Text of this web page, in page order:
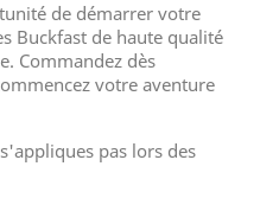
de démarrer votre
Buckfast de haute qualité
Commandez dès
votre aventure
pas lors des